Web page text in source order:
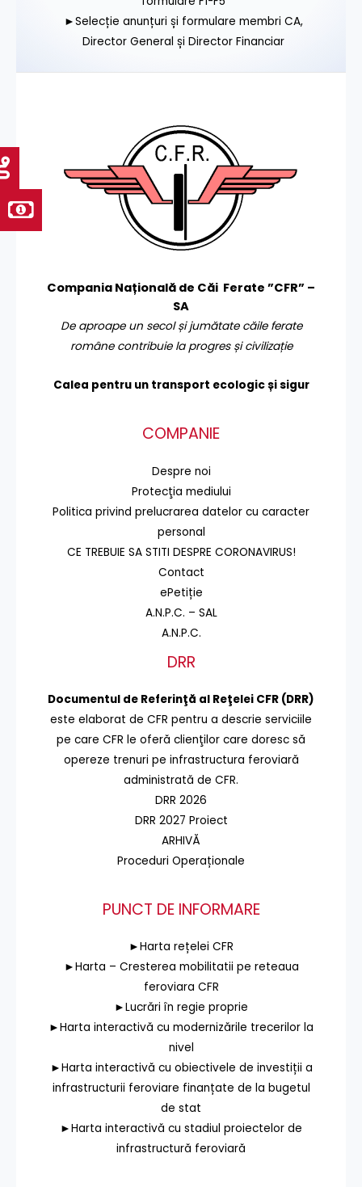
►Selecție anunțuri și formulare membri CA,
Director General și Director Financiar
Compania Națională de Căi Ferate ”CFR” –
SA
De aproape un secol și jumătate căile ferate
române contribuie la progres și civilizație
Calea pentru un transport ecologic și sigur
COMPANIE
Despre noi
Protecţia mediului
Politica privind prelucrarea datelor cu caracter
personal
CE TREBUIE SA STITI DESPRE CORONAVIRUS!
Contact
ePetiție
A.N.P.C. – SAL
A.N.P.C.
DRR
Documentul de Referinţă al Reţelei CFR (DRR)
este elaborat de CFR pentru a descrie serviciile
pe care CFR le oferă clienţilor care doresc să
opereze trenuri pe infrastructura feroviară
administrată de CFR.
DRR 2026
DRR 2027 Proiect
ARHIVĂ
Proceduri Operaționale
PUNCT DE INFORMARE
►Harta rețelei CFR
►Harta – Cresterea mobilitatii pe reteaua
feroviara CFR
►Lucrări în regie proprie
►Harta interactivă cu modernizările trecerilor la
nivel
►Harta interactivă cu obiectivele de investiții a
infrastructurii feroviare finanțate de la bugetul
de stat
►Harta interactivă cu stadiul proiectelor de
infrastructură feroviară